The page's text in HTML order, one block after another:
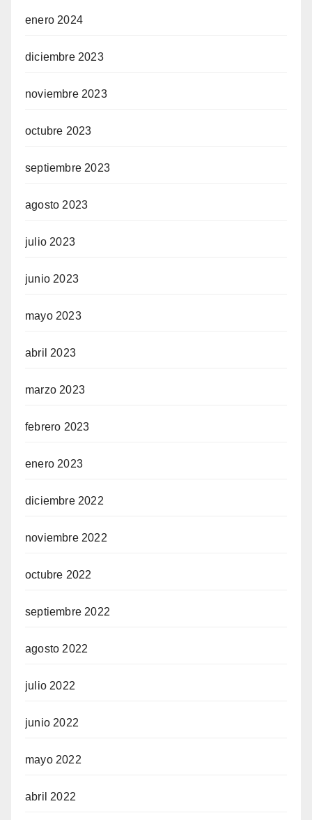
enero 2024
diciembre 2023
noviembre 2023
octubre 2023
septiembre 2023
agosto 2023
julio 2023
junio 2023
mayo 2023
abril 2023
marzo 2023
febrero 2023
enero 2023
diciembre 2022
noviembre 2022
octubre 2022
septiembre 2022
agosto 2022
julio 2022
junio 2022
mayo 2022
abril 2022